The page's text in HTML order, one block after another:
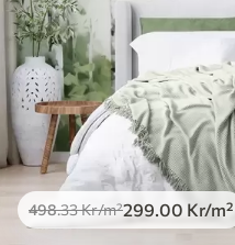
498.33Kr/m²299 .00 Kr/m²